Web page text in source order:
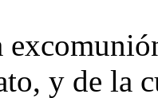
y de la